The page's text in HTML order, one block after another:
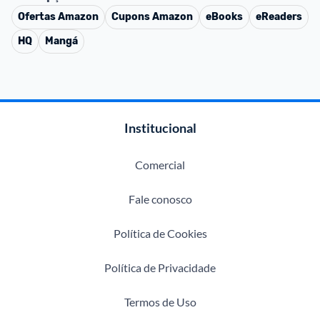
OfertasAmazon CuponsAmazon eBooks
eReaders
HQ
Mangá
Institucional
Comercial
Fale conosco
Política de Cookies
Política de Privacidade
Termos de Uso